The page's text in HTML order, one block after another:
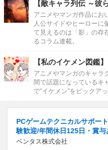
【敵キャラ列伝 ～彼
アニメやマンガ作品にお
人公サイドやヒーローに
て見えるのは「影」の存
るコラム連載。
【私のイケメン図鑑】
アニメやマンガのキャラ
間で話題になっているキ
で“イケメン”をピックア
PCゲームテクニカルサポー
験歓迎/年間休日125日・賞与
ベンタス株式会社